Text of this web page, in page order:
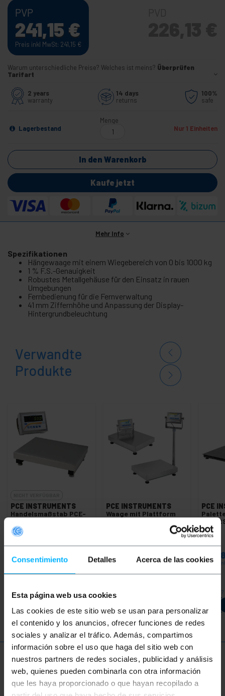
Consentimiento Detalles Acerca de las cookies
Esta página web usa cookies
Las cookies de este sitio web se usan para personalizar
el contenido y los anuncios, ofrecer funciones de redes
sociales y analizar el tráfico. Además, compartimos
información sobre el uso que haga del sitio web con
nuestros partners de redes sociales, publicidad y análisis
web, quienes pueden combinarla con otra información
que les haya proporcionado o que hayan recopilado a
PVP
241,15 €
Preis inkl MwSt: 241,15 €
Warum unterschiedliche Preise? Welches ist meins? Überprüfen
Tarifart
2 years
warranty
14 days
returns
100%
safe
Lagerbestand
Menge
Nur 1 Einheiten
In den Warenkorb
Kaufe jetzt
Mehr Info
Spezifikationen
Hängewaage mit einem Wiegebereich von 0 bis 1000 kg
1 % F.S.-Genauigkeit
Robustes Metallgehäuse für den Einsatz in rauen
Umgebungen
Fernbedienung für die Fernverwaltung
41 mm Ziffernhöhe und Anpassung der Display-
Hintergrundbeleuchtung
Verwandte
Produkte
PCE INSTRUMENTS
Handelsmaßstab PCE-
PVP
1.249,84 €
1.249,84€inkl
PVD
1.163,66€
REF:
LASSEN SIE MICH
WISSEN, WENN ES
LAGER GIBT
PCE INSTRUMENTS
Waage mit Plattform
PVP
408,75€
408,75
PVD
383,29
PCE
PCE-
PVP
896,86
6 bis
Mehr Info